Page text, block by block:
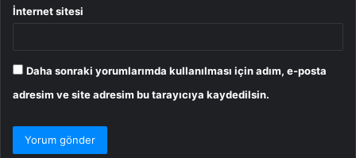
İnternet sitesi
Daha sonraki yorumlarımda kullanılması için adım, e-posta
adresim ve site adresim bu tarayıcıya kaydedilsin.